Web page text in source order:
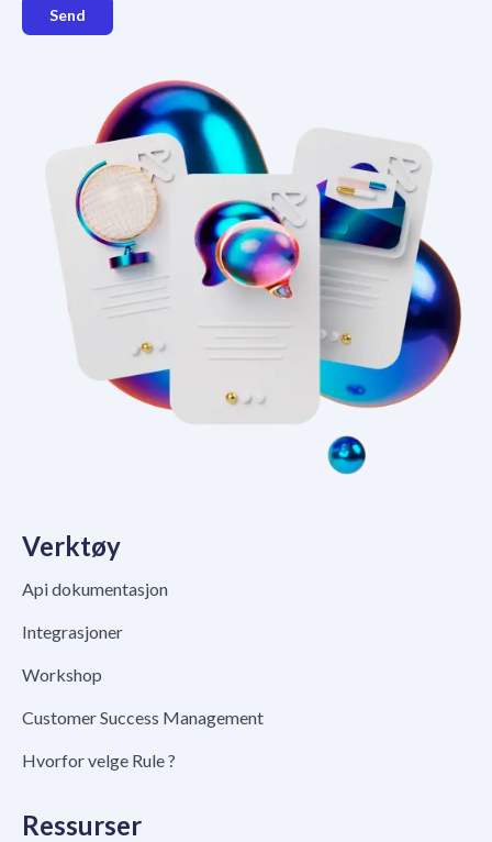
Send
Verktøy
Api dokumentasjon
Integrasjoner
Workshop
Customer Success Management
Hvorfor velge Rule ?
Ressurser